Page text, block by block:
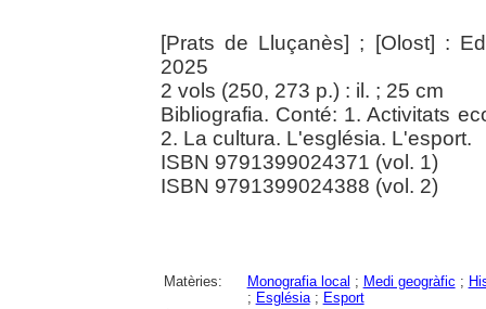
[Prats de Lluçanès] ; [Olost] :
2025
2 vols (250, 273 p.) : il. ; 25 cm
Bibliografia. Conté: 1. Activitats
2. La cultura. L'església. L'esport.
ISBN 9791399024371 (vol. 1)
ISBN 9791399024388 (vol. 2)
Matèries: Monografia local ; Medi geogràfic ;
; Església; Esport